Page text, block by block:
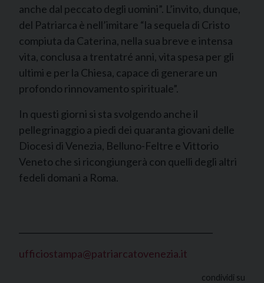
anche dal peccato degli uomini”. L’invito, dunque,
del Patriarca è nell’imitare “la sequela di Cristo
compiuta da Caterina, nella sua breve e intensa
vita, conclusa a trentatré anni, vita spesa per gli
ultimi e per la Chiesa, capace di generare un
profondo rinnovamento spirituale”.
In questi giorni si sta svolgendo anche il
pellegrinaggio a piedi dei quaranta giovani delle
Diocesi di Venezia, Belluno-Feltre e Vittorio
Veneto che si ricongiungerà con quelli degli altri
fedeli domani a Roma.
ufficiostampa@patriarcatovenezia.it
condividi su